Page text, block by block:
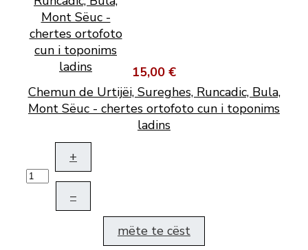
15,00 €
Chemun de Urtijëi, Sureghes, Runcadic, Bula,
Mont Sëuc - chertes ortofoto cun i toponims
ladins
+
–
mëte te cëst